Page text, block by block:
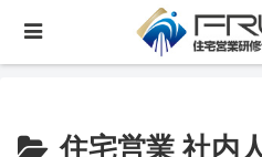
住宅営業 社内